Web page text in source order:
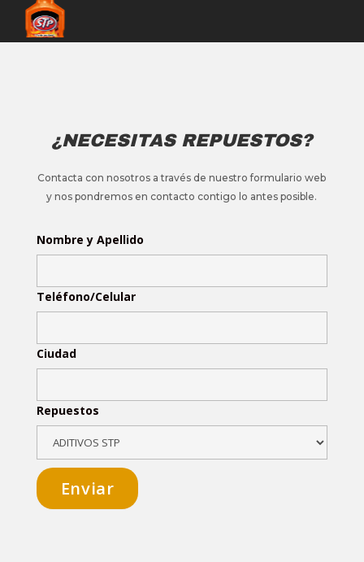
¿NECESITAS REPUESTOS?
Contacta con nosotros a través de nuestro formulario web
y nos pondremos en contacto contigo lo antes posible.
Nombre y Apellido
Teléfono/Celular
Ciudad
Repuestos